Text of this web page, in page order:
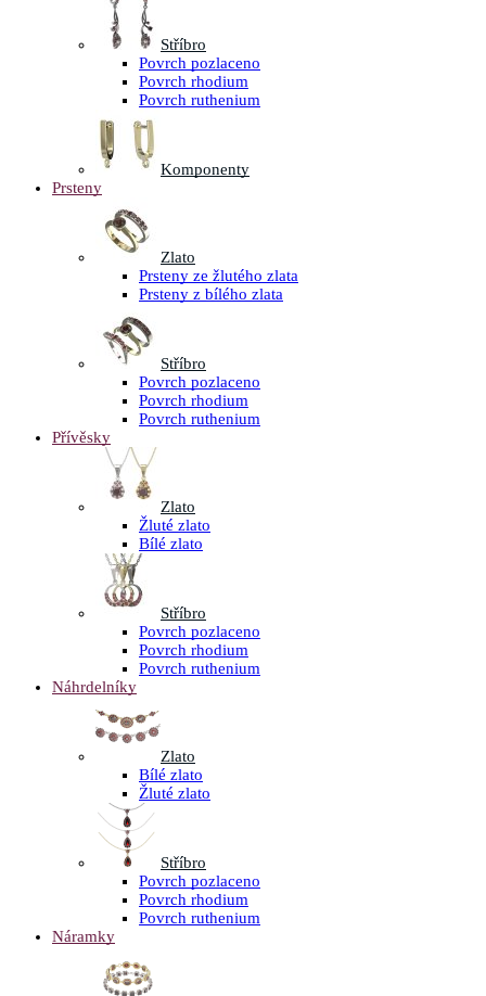
Stříbro
Povrch pozlaceno
Povrch rhodium
Povrch ruthenium
Komponenty
Prsteny
Zlato
Prsteny ze žlutého zlata
Prsteny z bílého zlata
Stříbro
Povrch pozlaceno
Povrch rhodium
Povrch ruthenium
Přívěsky
Zlato
Žluté zlato
Bílé zlato
Stříbro
Povrch pozlaceno
Povrch rhodium
Povrch ruthenium
Náhrdelníky
Zlato
Bílé zlato
Žluté zlato
Stříbro
Povrch pozlaceno
Povrch rhodium
Povrch ruthenium
Náramky